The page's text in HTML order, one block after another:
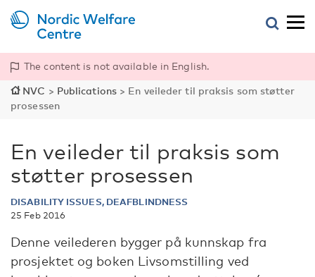
The content is not available in English.
NVC > Publications> En veileder til praksis som støtter
prosessen
En veileder til praksis som
støtter prosessen
DISABILITY ISSUES, DEAFBLINDNESS
25 Feb 2016
Denne veilederen bygger på kunnskap fra
prosjektet og boken Livsomstilling ved